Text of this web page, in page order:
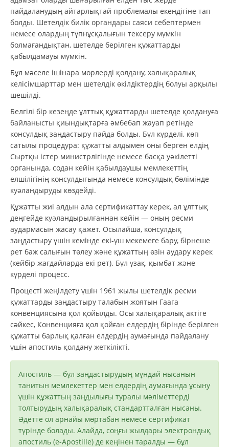
пайдаланудың айтарлықтай проблемалы екендігіне тап
болды. Шетелдік билік органдары саяси себептермен
немесе олардың түпнұсқалығын тексеру мүмкін
болмағандықтан, шетелде берілген құжаттарды
қабылдамауы мүмкін.
Бұл мәселе ішінара мөрлерді қолдану, халықаралық
келісімшарттар мен шетелдік өкілдіктердің болуы арқылы
шешілді.
Белгілі бір кезеңде ұлттық құжаттарды шетелде қолдануға
байланысты қиындықтарға әмбебап жауап ретінде
консулдық заңдастыру пайда болды. Бұл күрделі, көп
сатылы процедура: құжатты алдымен оны берген елдің
Сыртқы істер министрлігінде немесе басқа уәкілетті
органында, содан кейін қабылдаушы мемлекеттің
елшілігінің консулдығында немесе консулдық бөлімінде
куәландыруды көздейді.
Құжатты жиі алдын ала сертификаттау керек, ал ұлттық
деңгейде куәландырылғаннан кейін — оның ресми
аудармасын жасау қажет. Осылайша, консулдық
заңдастыру үшін кемінде екі-үш мекемеге бару, бірнеше
рет баж салығын төлеу және құжаттың өзін аудару керек
(кейбір жағдайларда екі рет). Бұл ұзақ, қымбат және
күрделі процесс.
Процесті жеңілдету үшін 1961 жылы шетелдік ресми
құжаттарды заңдастыру талабын жоятын Гаага
конвенциясына қол қойылды. Осы халықаралық актіге
сәйкес, Конвенцияға қол қойған елдердің бірінде берілген
құжатты барлық қалған елдердің аумағында пайдалану
үшін апостиль қолдану жеткілікті.
Апостиль — бұл заңдастырудың мұндай нысанын
танитын мемлекеттер мен елдердің аумағында ұсыну
үшін құжаттың заңдылығы туралы мәліметтерді
толтырудың халықаралық стандартталған нысаны.
Әдетте ол арнайы мөртабан немесе сертификат
түрінде болады. Алайда, соңғы жылдары электрондық
апостиль (e-Apostille) де кеңінен таралды — бұл